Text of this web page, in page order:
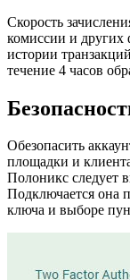
Скорость
комиссии и других
истории
течение 4 часов
Обезопасить
площадки и
Полоникс следует
Подключается она
ключа и выборе